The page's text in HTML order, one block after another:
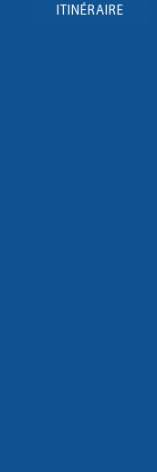
ITINÉRAIRE